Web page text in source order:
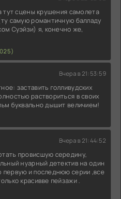
тут сцены крушения самолета
самую романтичную балладу
Суэйзи) я, конечно же,
Вчера в 21:53:59
заставить голливудских
раствориться в своих
буквально дышит величием!
Вчера в 21:44:52
провисшую середину,
нуарный детектив на один
первую и последнюю серии ,все
красивве пейзажи .